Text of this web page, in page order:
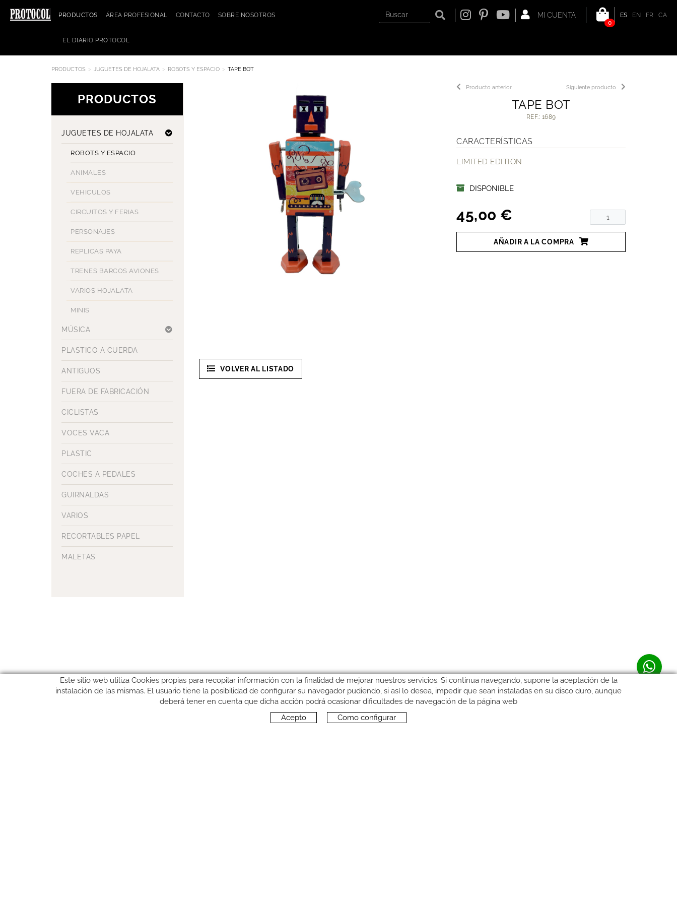
PRODUCTOS ÁREA PROFESIONAL CONTACTO SOBRE NOSOTROS
EL DIARIO PROTOCOL
ES EN FR
CA
0
MI CUENTA
PRODUCTOS JUGUETES DE HOJALATA ROBOTS Y ESPACIO TAPE BOT
PRODUCTOS
JUGUETES DE HOJALATA
ROBOTS Y ESPACIO
ANIMALES
VEHICULOS
CIRCUITOS Y FERIAS
PERSONAJES
REPLICAS PAYA
TRENES BARCOS AVIONES
VARIOS HOJALATA
MINIS
MÚSICA
PLASTICO A CUERDA
ANTIGUOS
FUERA DE FABRICACIÓN
CICLISTAS
VOCES VACA
PLASTIC
COCHES A PEDALES
GUIRNALDAS
VARIOS
RECORTABLES PAPEL
MALETAS
Siguiente producto
Producto anterior
TAPE BOT
REF.: 1689
CARACTERÍSTICAS
LIMITED EDITION
DISPONIBLE
45,00 €
AÑADIR A LA COMPRA
VOLVER AL LISTADO
Este sitio web utiliza Cookies propias para recopilar información con la finalidad de mejorar nuestros servicios. Si continua navegando, supone la aceptación de la
instalación de las mismas. El usuario tiene la posibilidad de configurar su navegador pudiendo, si así lo desea, impedir que sean instaladas en su disco duro, aunque
deberá tener en cuenta que dicha acción podrá ocasionar dificultades de navegación de la página web
Acepto
Como configurar